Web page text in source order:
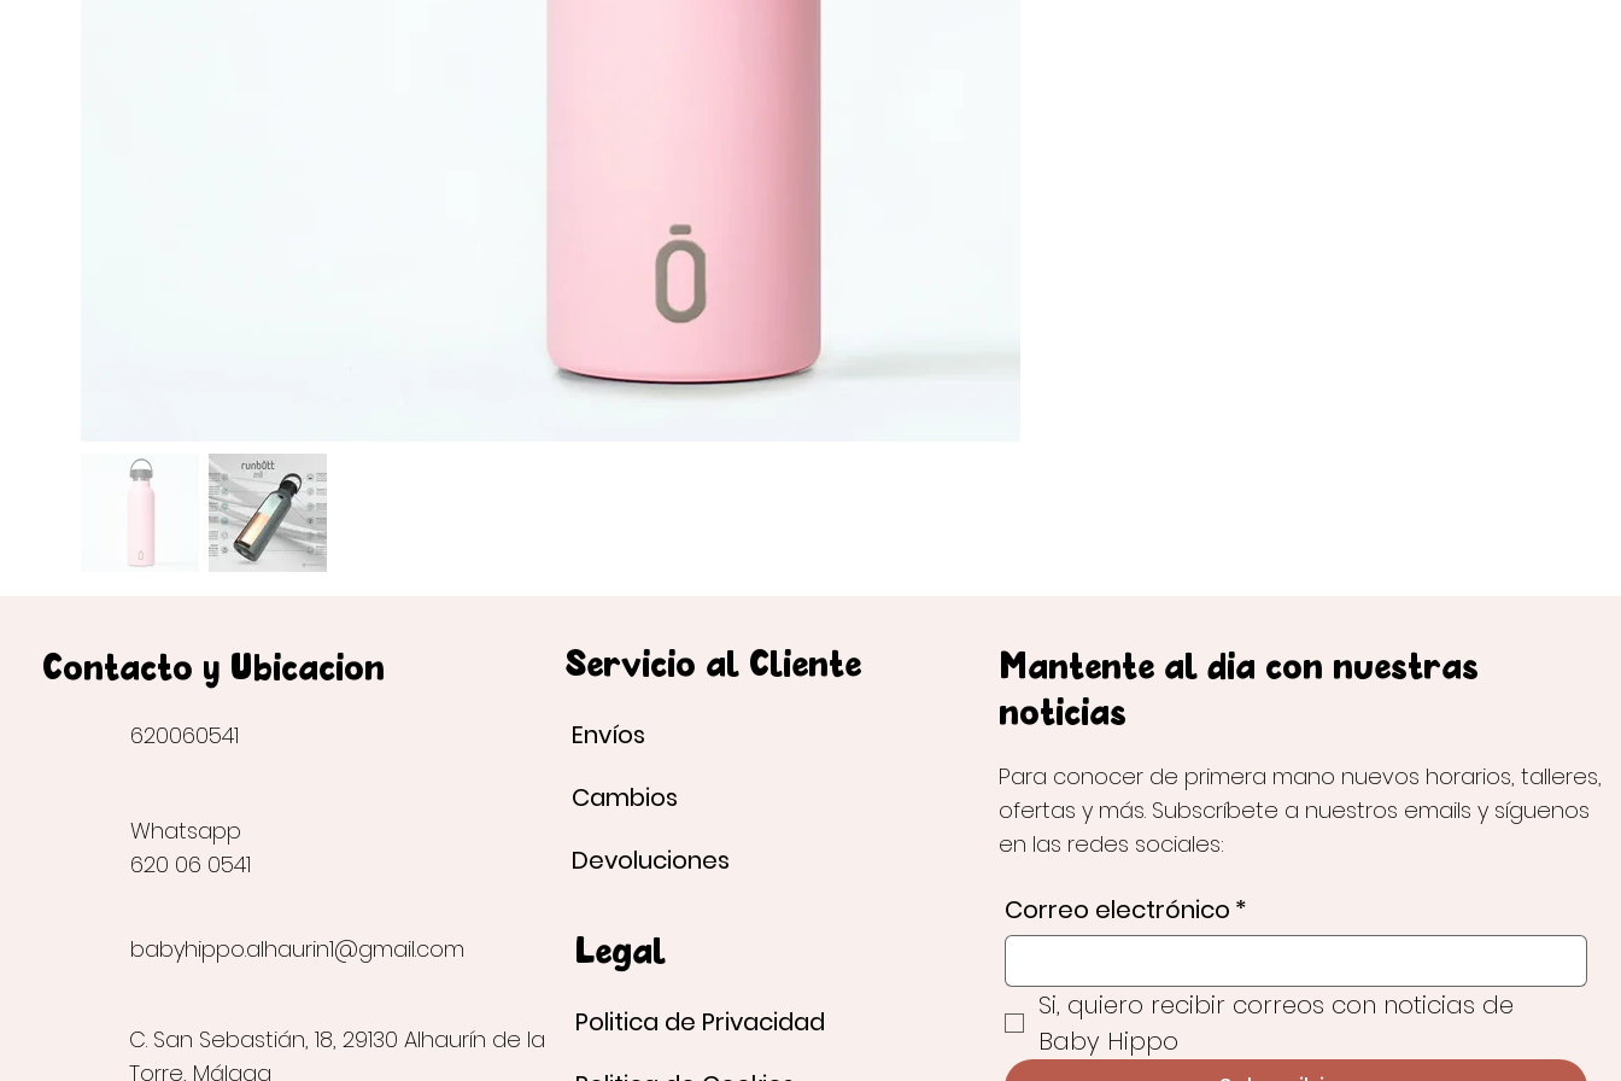
Contacto y Ubicación
620060541
Whatsapp
620 06 0541
babyhippo.alhaurin1@gmail.com
C. San Sebastián, 18, 29130 Alhaurín de la
Torre, Málaga
Servicio al Cliente
Envíos
Cambios
Devoluciones
Legal
Politica de Privacidad
Mantente al día con nuestras
noticias
Para conocer de primera mano nuevos horarios, talleres,
ofertas y más. Subscríbete a nuestros emails y síguenos
en las redes sociales:
Correo electrónico *
Si, quiero recibir correos con noticias de
Baby Hippo